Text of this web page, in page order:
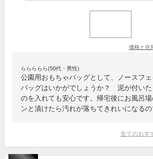
価格と在
ららららら(50代・男性)
公園用おもちゃバッグとして、ノースフェ
バッグはいかがでしょうか？ 泥が付いた
のを入れても安心です。帰宅後にお風呂
ンと漬けたら汚れが落ちてきれいになるの
全てのおす